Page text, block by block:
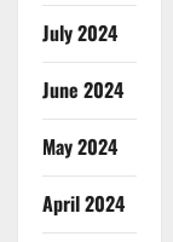
July 2024
June 2024
May 2024
April 2024